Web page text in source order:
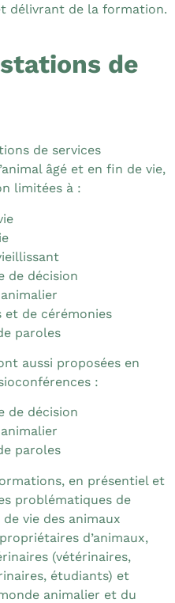
délivrant de la formation.
de
de services
âgé et en fin de vie,
limitées à :
de décision
et de cérémonies
paroles
aussi proposées en
:
de décision
paroles
en présentiel et
problématiques de
vie des animaux
d’animaux,
(vétérinaires,
étudiants) et
animalier et du